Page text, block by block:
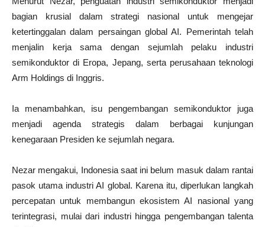
bagian krusial dalam strategi nasional untuk mengejar
ketertinggalan dalam persaingan global AI. Pemerintah telah
menjalin kerja sama dengan sejumlah pelaku industri
semikonduktor di Eropa, Jepang, serta perusahaan teknologi
Arm Holdings di Inggris.
Ia menambahkan, isu pengembangan semikonduktor juga
menjadi agenda strategis dalam berbagai kunjungan
kenegaraan Presiden ke sejumlah negara.
Nezar mengakui, Indonesia saat ini belum masuk dalam rantai
pasok utama industri AI global. Karena itu, diperlukan langkah
percepatan untuk membangun ekosistem AI nasional yang
terintegrasi, mulai dari industri hingga pengembangan talenta